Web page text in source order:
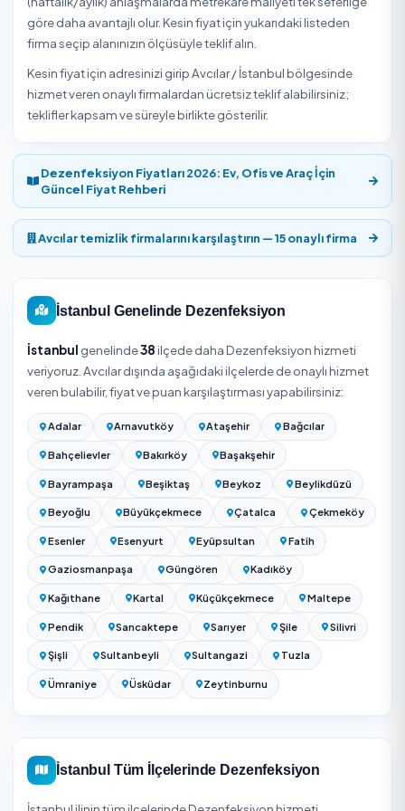
Avcılar / İstanbul bölgesinde Dezenfeksiyon hizmeti
onaylı hizmet veren₺1.500'den başlayan fiyatlarla
Express'te. Yukarıdaki listeden hizmet vereni seçip
ve saat için online rezervasyon yapabilirsiniz.
Avcılar / İstanbul Dezenfeksiyon Fiyatları
Avcılar / İstanbul bölgesinde Dezenfeksiyon hizmeti
₺1.500 – ₺9.000bandında başlıyor. Net tutar aşağıdaki
Dezenfeksiyon fiyatı uygulama yapılacak alanın
kullanılan biyosidal ürünün niteliğine, tek seferlik mi
mi olduğuna ve ULV sisleme ile noktasal silme
(haftalık/aylık) anlaşmalarda metrekare maliyeti tek
göre daha avantajlı olur. Kesin fiyat için yukarıdaki
firma seçip alanınızın ölçüsüyle teklif alın.
Kesin fiyat için adresinizi girip Avcılar / İstanbul
hizmet veren onaylı firmalardan ücretsiz teklif
teklifler kapsam ve süreyle birlikte gösterilir.
Dezenfeksiyon Fiyatları 2026: Ev, Ofis ve Araç İçin
Güncel Fiyat Rehberi